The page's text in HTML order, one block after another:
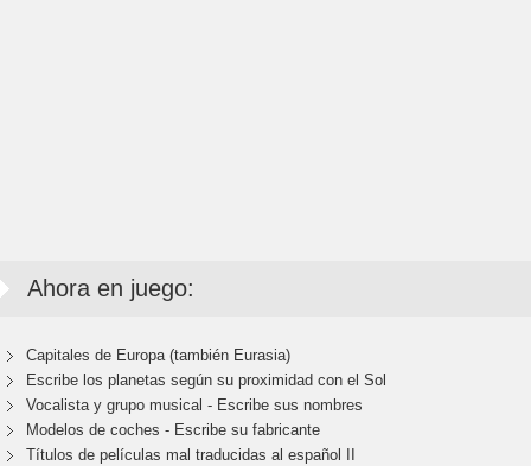
Ahora en juego:
Capitales de Europa (también Eurasia)
Escribe los planetas según su proximidad con el Sol
Vocalista y grupo musical - Escribe sus nombres
Modelos de coches - Escribe su fabricante
Títulos de películas mal traducidas al español II